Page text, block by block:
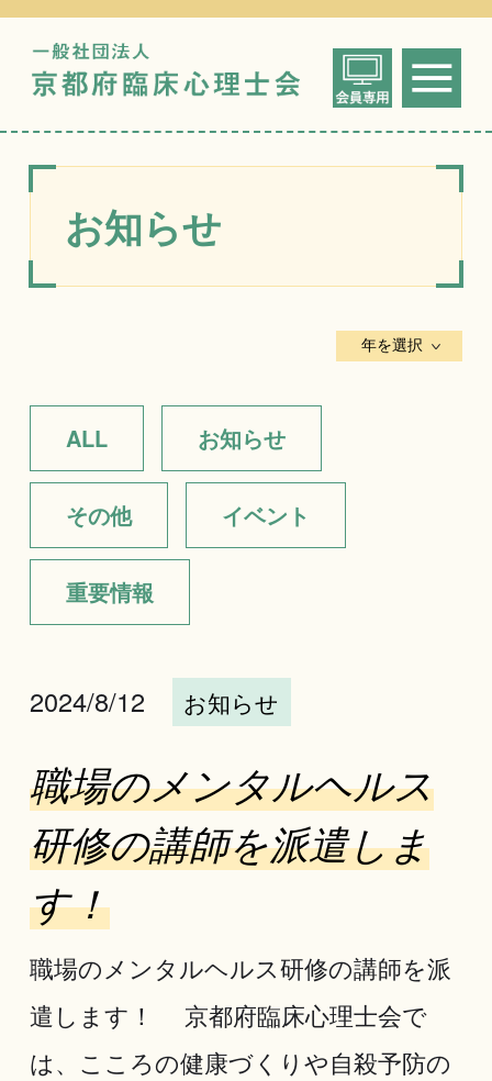
一般社団法人
京都府臨床心
お知らせ
ALL お知らせ
その他 イベント
重要情報
2024/8/12 お知らせ
職場のメンタルヘルス
研修の講師を派遣しま
す！
職場のメンタルヘルス研修の講師を派
遣します！ 京都府臨床心理士会で
は、こころの健康づくりや自殺予防の